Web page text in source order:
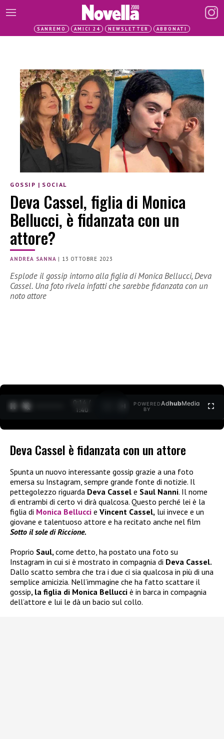
SANREMO AMICI 24 NEWSLETTER ABBONATI
GOSSIP | SOCIAL
Deva Cassel, figlia di Monica
Bellucci, è fidanzata con un
attore?
ANDREA SANNA | 13 OTTOBRE 2023
Esplode il gossip intorno alla figlia di Monica Bellucci, Deva
Cassel. Una foto rivela infatti che sarebbe fidanzata con un
noto attore
0:15 /
1:40
POWERED
BY
AdhubMedia
Deva Cassel è fidanzata con un attore
Spunta un nuovo interessante gossip grazie a una foto
emersa su Instagram, sempre grande fonte di notizie. Il
pettegolezzo riguarda Deva Cassel e Saul Nanni. Il nome
di entrambi di certo vi dirà qualcosa. Questo perché lei è la
figlia di Monica Bellucci e Vincent Cassel, lui invece e un
giovane e talentuoso attore e ha recitato anche nel film
Sotto il sole di Riccione.
Proprio Saul,come detto, ha postato una foto su
Instagram in cui si è mostrato in compagnia di Deva Cassel.
Dallo scatto sembra che tra i due ci sia qualcosa in più di una
semplice amicizia. Nell’immagine che ha fatto scattare il
gossip, la figlia di Monica Bellucci è in barca in compagnia
dell’attore e lui le dà un bacio sul collo.